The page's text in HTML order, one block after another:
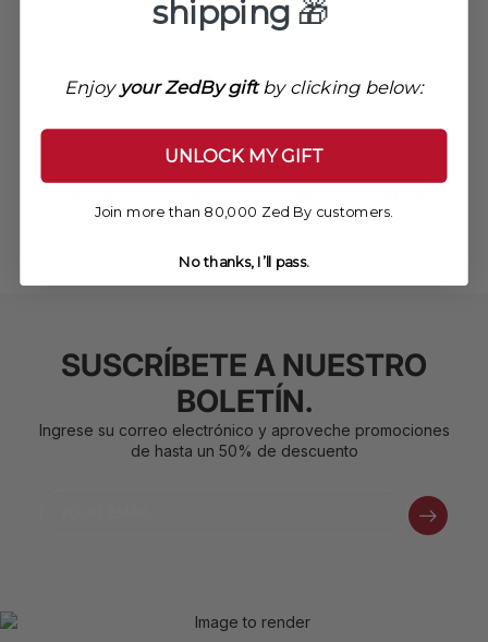
¡Un servicio al cliente a su
disposición!
Enviado en 24h
disponible
VISA, Mastercard, AMEX,
SUSCRÍBETE A NUESTRO
BOLETÍN.
Ingrese su correo electrónico y aproveche promociones
de hasta un 50% de descuento
shipping 🎁
Enjoy your ZedBy giftby clicking below:
UNLOCK MY GIFT
Join more than 80,000 Zed By customers.
No thanks, I’ll pass.